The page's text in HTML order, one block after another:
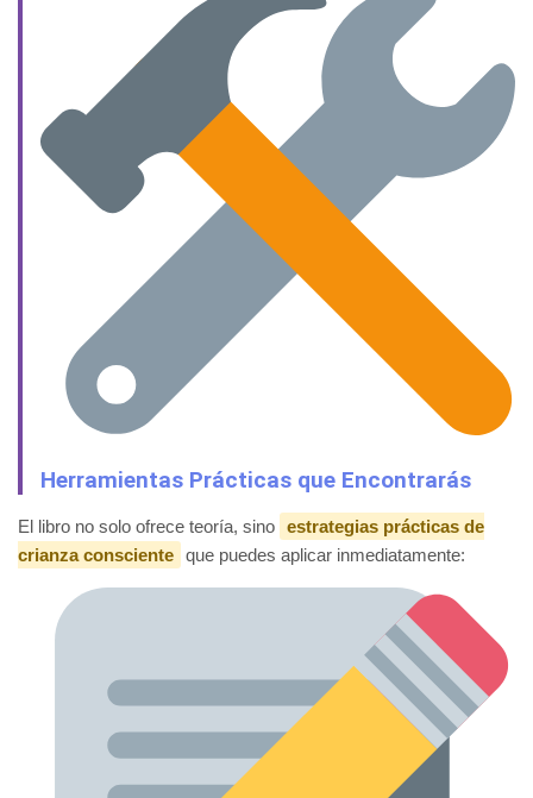
Herramientas Prácticas que Encontrarás
El libro no solo ofrece teoría, sino estrategias prácticas de
crianza consciente que puedes aplicar inmediatamente: